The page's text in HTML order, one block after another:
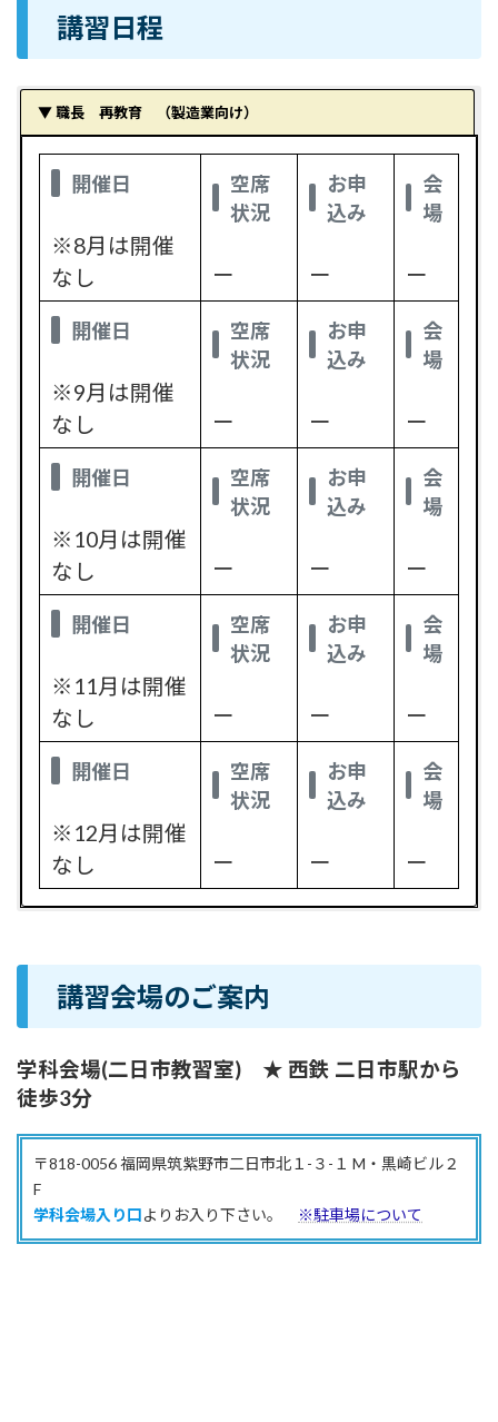
講習日程
▼ 職長 再教育 （製造業向け）
開催日
※8月は開催
なし
空席
状況
ー
お申
込み
ー
会
場
ー
開催日
※9月は開催
なし
空席
状況
ー
お申
込み
ー
会
場
ー
開催日
※10月は開催
なし
空席
状況
ー
お申
込み
ー
会
場
ー
開催日
※11月は開催
なし
空席
状況
ー
お申
込み
ー
会
場
ー
開催日
※12月は開催
なし
空席
状況
ー
お申
込み
ー
会
場
ー
講習会場のご案内
学科会場(二日市教習室) ★ 西鉄 二日市駅から
徒歩3分
〒818-0056 福岡県筑紫野市二日市北１-３-１ M・黒崎ビル２
F
学科会場入り口よりお入り下さい。 ※駐車場について